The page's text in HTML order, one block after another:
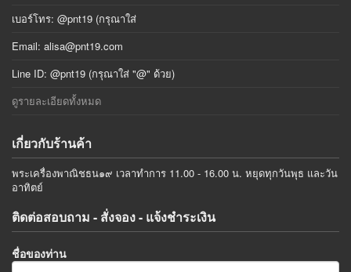
เบอร์โทร: @pnt19 (กรุณาใส่
Email: alisa@pnt19.com
Line ID: @pnt19 (กรุณาใส่ "@" ด้วย)
ดูรายละเอียดทั้งหมด
เกี่ยวกับร้านค้า
พระเครื่องพาณิชธน๑๙ เวลาทำการ 11.00 - 16.00 น. หยุดทุกวันพุธ และวัน
อาทิตย์
ติดต่อสอบถาม - สั่งจอง - แจ้งชำระเงิน
ชื่อของท่าน